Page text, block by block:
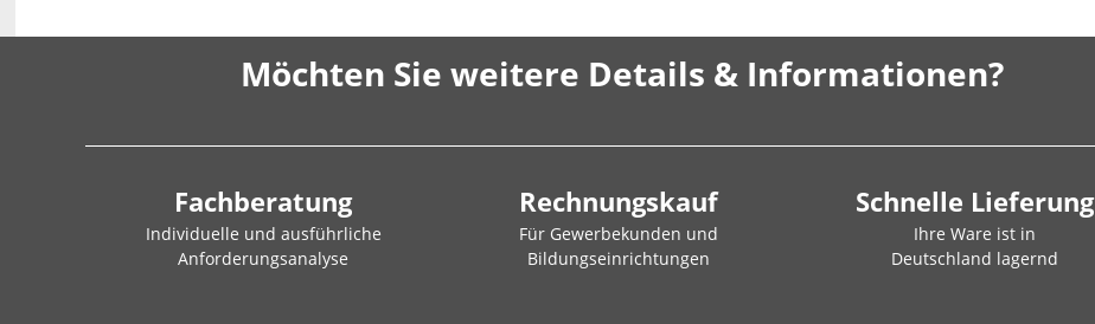
Möchten Sie weitere Details & Informationen?
Fachberatung
Individuelle und ausführliche
Anforderungsanalyse
Rechnungskauf
Für Gewerbekunden und
Bildungseinrichtungen
Schnelle Lieferung
Ihre Ware ist in
Deutschland lagernd